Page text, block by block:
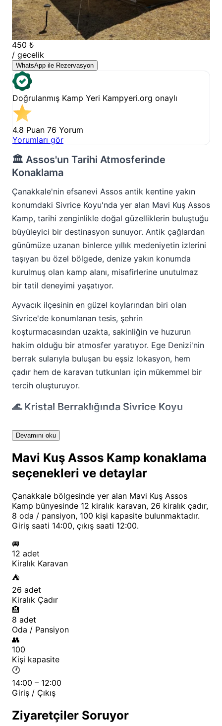
450 ₺
/ gecelik
WhatsApp ile Rezervasyon
Doğrulanmış Kamp Yeri Kampyeri.org onaylı
4.8 Puan 76 Yorum
Yorumları gör
🏛️ Assos'un Tarihi Atmosferinde
Konaklama
Çanakkale'nin efsanevi Assos antik kentine yakın
konumdaki Sivrice Koyu'nda yer alan Mavi Kuş Assos
Kamp, tarihi zenginlikle doğal güzelliklerin buluştuğu
büyüleyici bir destinasyon sunuyor. Antik çağlardan
günümüze uzanan binlerce yıllık medeniyetin izlerini
taşıyan bu özel bölgede, denize yakın konumda
kurulmuş olan kamp alanı, misafirlerine unutulmaz
bir tatil deneyimi yaşatıyor.
Ayvacık ilçesinin en güzel koylarından biri olan
Sivrice'de konumlanan tesis, şehrin
koşturmacasından uzakta, sakinliğin ve huzurun
hakim olduğu bir atmosfer yaratıyor. Ege Denizi'nin
berrak sularıyla buluşan bu eşsiz lokasyon, hem
çadır hem de karavan tutkunları için mükemmel bir
tercih oluşturuyor.
🌊 Kristal Berraklığında Sivrice Koyu
sporları için ideal koşullar sunuyor. Korunmuş koy
yapısı sayesinde dalgaların sakinliği, çocuklu aileler
için güvenli bir yüzme ortamı sağlıyor.
günün en güzel başlangıçlarından birini oluşturuyor.
Koyun doğal kayalıkları ve çakıllı sahil şeridi, deniz
severlerin beklentilerini fazlasıyla karşılıyor.
yaşamını gözlemleme fırsatı da bulunuyor.
🏺 Antik Assos'un Büyüleyici Mirası
Kampın bulunduğu bölgenin en önemli özelliği,
dünyaca ünlü Assos antik kentine olan yakınlığı.
Aristoteles'in felsefe öğrettiği bu tarihi yerde, antik
tiyatro, Athena Tapınağı ve antik limanın kalıntılarını
keşfetmek mümkün. Bu arkeolojik hazineye yakınlığı,
kamp deneyimini kültürel bir yolculukla
zenginleştiriyor.
Antik kent kalıntıları arasında yapılan keşif turları,
gün batımı saatlerinde Athena Tapınağı'ndan izlenen
Devamını oku
Mavi Kuş Assos Kamp konaklama
seçenekleri ve detaylar
Çanakkale bölgesinde yer alan Mavi Kuş Assos
Kamp bünyesinde 12 kiralık karavan, 26 kiralık çadır,
8 oda / pansiyon, 100 kişi kapasite bulunmaktadır.
Giriş saati 14:00, çıkış saati 12:00.
🚐
12 adet
Kiralık Karavan
⛺
26 adet
Kiralık Çadır
🏨
8 adet
Oda / Pansiyon
👥
100
Kişi kapasite
🕐
14:00 – 12:00
Giriş / Çıkış
Ziyaretçiler Soruyor